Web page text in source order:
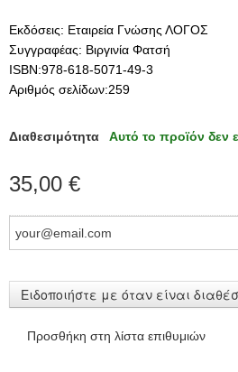
Εκδόσεις: Εταιρεία Γνώσης ΛΟΓΟΣ
Συγγραφέας: Βιργινία Φατσή
ISBN:978-618-5071-49-3
Αριθμός σελίδων:259
Διαθεσιμότητα Αυτό το προϊόν δεν
35,00 €
Ειδοποιήστε με όταν είναι
Προσθήκη στη λίστα επιθυμιών